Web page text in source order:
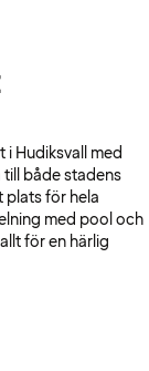
Hudiksvall med
till både stadens
plats för hela
med pool och
för en härlig